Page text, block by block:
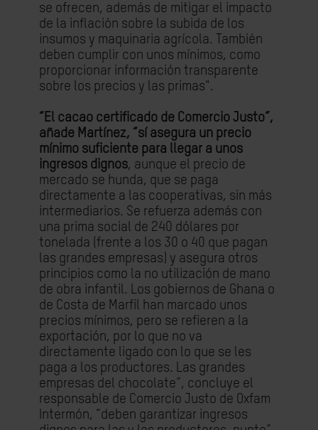
se ofrecen, además de mitigar el impacto
de la inflación sobre la subida de los
insumos y maquinaria agrícola. También
deben cumplir con unos mínimos, como
proporcionar información transparente
sobre los precios y las primas".
“El cacao certificado de Comercio Justo”,
añade Martínez, “sí asegura un precio
mínimo suficiente para llegar a unos
ingresos dignos, aunque el precio de
mercado se hunda, que se paga
directamente a las cooperativas, sin más
intermediarios. Se refuerza además con
una prima social de 240 dólares por
tonelada (frente a los 30 o 40 que pagan
las grandes empresas) y asegura otros
principios como la no utilización de mano
de obra infantil. Los gobiernos de Ghana o
de Costa de Marfil han marcado unos
precios mínimos, pero se refieren a la
exportación, por lo que no va
directamente ligado con lo que se les
paga a los productores. Las grandes
empresas del chocolate”, concluye el
responsable de Comercio Justo de Oxfam
Intermón, “deben garantizar ingresos